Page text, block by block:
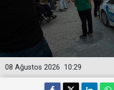
10:29
08 Ağustos 2026